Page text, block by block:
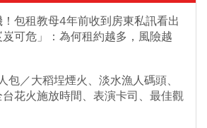
包租教母4年前收到房東私訊看出
岌可危」：為何租約越多，風險越
包／大稻埕煙火、淡水漁人碼頭、
花火施放時間、表演卡司、最佳觀